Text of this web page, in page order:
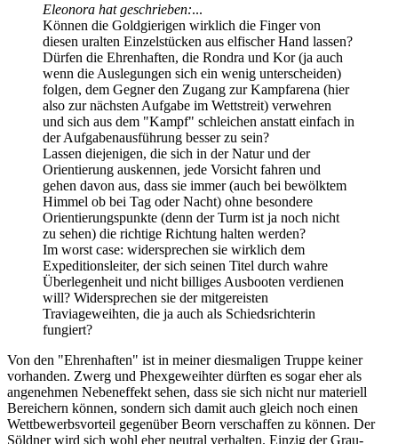
Eleonora hat geschrieben:...
Können die Goldgierigen wirklich die Finger von
diesen uralten Einzelstücken aus elfischer Hand lassen?
Dürfen die Ehrenhaften, die Rondra und Kor (ja auch
wenn die Auslegungen sich ein wenig unterscheiden)
folgen, dem Gegner den Zugang zur Kampfarena (hier
also zur nächsten Aufgabe im Wettstreit) verwehren
und sich aus dem "Kampf" schleichen anstatt einfach in
der Aufgabenausführung besser zu sein?
Lassen diejenigen, die sich in der Natur und der
Orientierung auskennen, jede Vorsicht fahren und
gehen davon aus, dass sie immer (auch bei bewölktem
Himmel ob bei Tag oder Nacht) ohne besondere
Orientierungspunkte (denn der Turm ist ja noch nicht
zu sehen) die richtige Richtung halten werden?
Im worst case: widersprechen sie wirklich dem
Expeditionsleiter, der sich seinen Titel durch wahre
Überlegenheit und nicht billiges Ausbooten verdienen
will? Widersprechen sie der mitgereisten
Traviageweihten, die ja auch als Schiedsrichterin
fungiert?
Von den "Ehrenhaften" ist in meiner diesmaligen Truppe keiner
vorhanden. Zwerg und Phexgeweihter dürften es sogar eher als
angenehmen Nebeneffekt sehen, dass sie sich nicht nur materiell
Bereichern können, sondern sich damit auch gleich noch einen
Wettbewerbsvorteil gegenüber Beorn verschaffen zu können. Der
Söldner wird sich wohl eher neutral verhalten. Einzig der Grau-